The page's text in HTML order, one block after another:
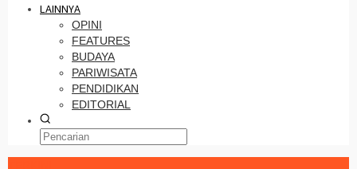
LAINNYA
OPINI
FEATURES
BUDAYA
PARIWISATA
PENDIDIKAN
EDITORIAL